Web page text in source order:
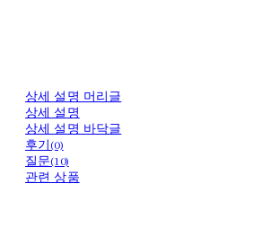
상세 설명 머리글
상세 설명
상세 설명 바닥글
후기(0)
질문(10)
관련 상품